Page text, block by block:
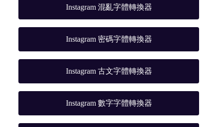
Instagram 混亂字體轉換器
Instagram 密碼字體轉換器
Instagram 古文字體轉換器
Instagram 數字字體轉換器